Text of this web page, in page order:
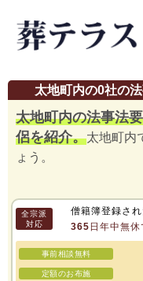
太地町内の0社の
太地町内の法事法
侶を紹介。太地町内
ょう。
全宗派
対応
僧籍簿登録さ
365日年中無休
事前相談無料
定額のお布施